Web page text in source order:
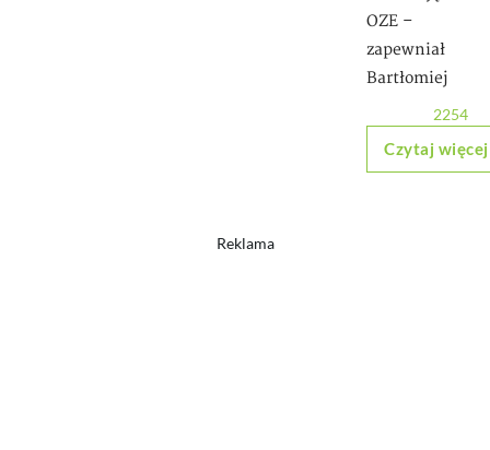
OZE –
zapewniał
Bartłomiej
2254
Czytaj więcej
Reklama